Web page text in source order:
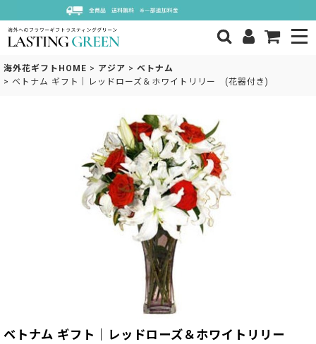
海外花ギフトHOME > アジア > ベトナム
> ベトナム ギフト｜レッドローズ＆ホワイトリリー (花器付き)
ベトナム ギフト｜レッドローズ＆ホワイトリリー